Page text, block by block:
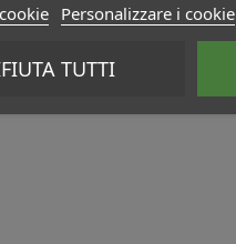
Personalizzare i cookie
TUTTI